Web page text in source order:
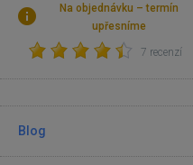
Na objednávku – termín
upřesníme
7 recenzí
Blog